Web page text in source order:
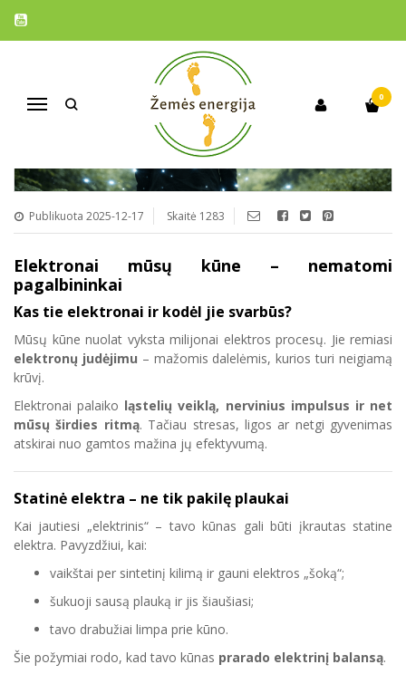
Navigacija
0
NEMATOMI PAGALBININKAI
Publikuota 2025-12-17 Skaitė 1283
Elektronai mūsų kūne – nematomi
pagalbininkai
Kas tie elektronai ir kodėl jie svarbūs?
Mūsų kūne nuolat vyksta milijonai elektros procesų. Jie remiasi
elektronų judėjimu – mažomis dalelėmis, kurios turi neigiamą
krūvį.
Elektronai palaiko ląstelių veiklą, nervinius impulsus ir net
mūsų širdies ritmą. Tačiau stresas, ligos ar netgi gyvenimas
atskirai nuo gamtos mažina jų efektyvumą.
Statinė elektra – ne tik pakilę plaukai
Kai jautiesi „elektrinis“ – tavo kūnas gali būti įkrautas statine
elektra. Pavyzdžiui, kai:
vaikštai per sintetinį kilimą ir gauni elektros „šoką“;
šukuoji sausą plauką ir jis šiaušiasi;
tavo drabužiai limpa prie kūno.
Šie požymiai rodo, kad tavo kūnas prarado elektrinį balansą.